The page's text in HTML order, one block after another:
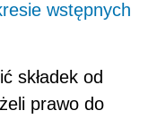
wstępnych
składek od
prawo do